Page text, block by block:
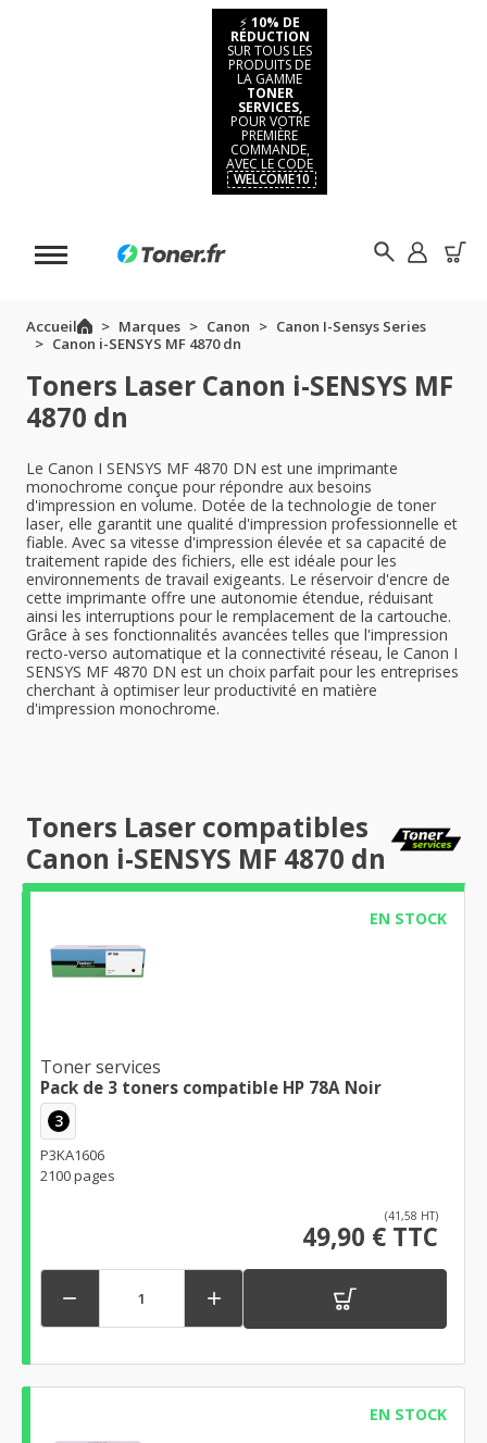
⚡ 10% DE
RÉDUCTION
SUR TOUS LES
PRODUITS DE
LA GAMME
TONER
SERVICES,
POUR VOTRE
PREMIÈRE
COMMANDE,
AVEC LE CODE
WELCOME10
Accueil Marques Canon
Canon I-Sensys Series
Canon i-SENSYS MF 4870 dn
Toners Laser Canon i-SENSYS MF
4870 dn
Le Canon I SENSYS MF 4870 DN est une imprimante
monochrome conçue pour répondre aux besoins
d'impression en volume. Dotée de la technologie de toner
laser, elle garantit une qualité d'impression professionnelle et
fiable. Avec sa vitesse d'impression élevée et sa capacité de
traitement rapide des fichiers, elle est idéale pour les
environnements de travail exigeants. Le réservoir d'encre de
cette imprimante offre une autonomie étendue, réduisant
ainsi les interruptions pour le remplacement de la cartouche.
Grâce à ses fonctionnalités avancées telles que l'impression
recto-verso automatique et la connectivité réseau, le Canon I
SENSYS MF 4870 DN est un choix parfait pour les entreprises
cherchant à optimiser leur productivité en matière
d'impression monochrome.
Toners Laser compatibles
Canon i-SENSYS MF 4870 dn
EN STOCK
Toner services
Pack de 3 toners compatible HP 78A Noir
3
P3KA1606
2100 pages
(41,58 HT)
49,90 € TTC
 
EN STOCK